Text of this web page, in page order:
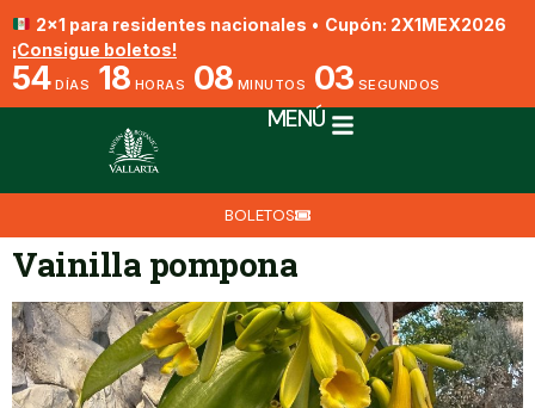
2x1 para residentes nacionales • Cupón: 2X1MEX2026
¡Consigue boletos!
54 DÍAS 18 HORAS 08 MINUTOS 03 SEGUNDOS
MENÚ
BOLETOS
Vainilla pompona